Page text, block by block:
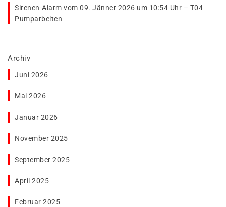
Sirenen-Alarm vom 09. Jänner 2026 um 10:54 Uhr – T04
Pumparbeiten
Archiv
Juni 2026
Mai 2026
Januar 2026
November 2025
September 2025
April 2025
Februar 2025